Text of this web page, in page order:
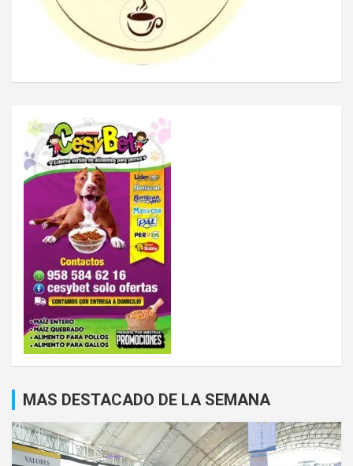
MAS DESTACADO DE LA SEMANA